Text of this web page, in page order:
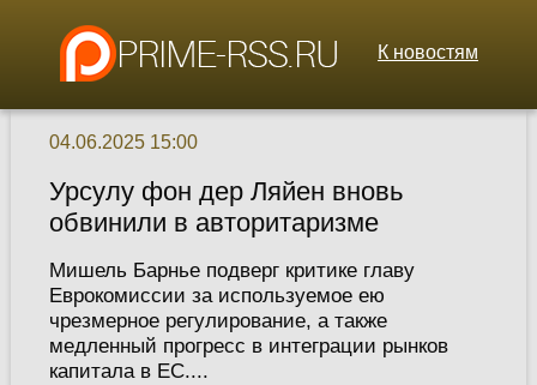
К новостям
04.06.2025 15:00
Урсулу фон дер Ляйен вновь
обвинили в авторитаризме
Мишель Барнье подверг критике главу
Еврокомиссии за используемое ею
чрезмерное регулирование, а также
медленный прогресс в интеграции рынков
капитала в ЕС....